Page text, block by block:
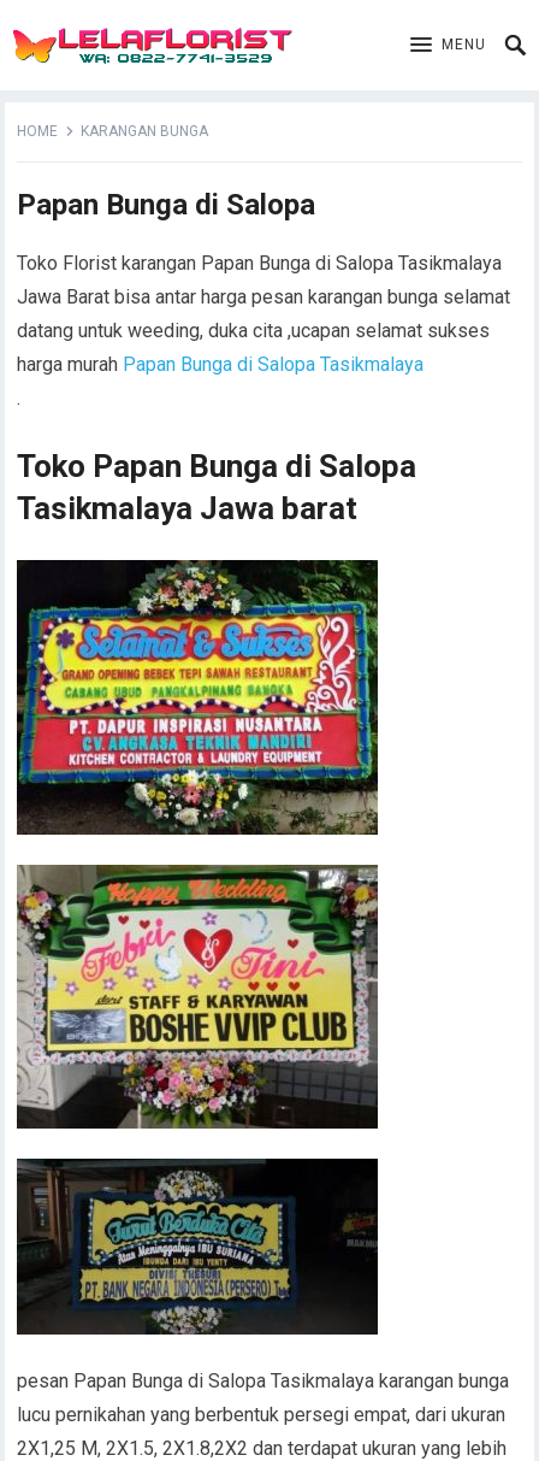
MENU
HOME KARANGAN BUNGA
Papan Bunga di Salopa
Toko Florist karangan Papan Bunga di Salopa Tasikmalaya
Jawa Barat bisa antar harga pesan karangan bunga selamat
datang untuk weeding, duka cita ,ucapan selamat sukses
harga murah Papan Bunga di Salopa Tasikmalaya
.
Toko Papan Bunga di Salopa
Tasikmalaya Jawa barat
pesan Papan Bunga di Salopa Tasikmalaya karangan bunga
lucu pernikahan yang berbentuk persegi empat, dari ukuran
2X1,25 M, 2X1.5, 2X1.8,2X2 dan terdapat ukuran yang lebih